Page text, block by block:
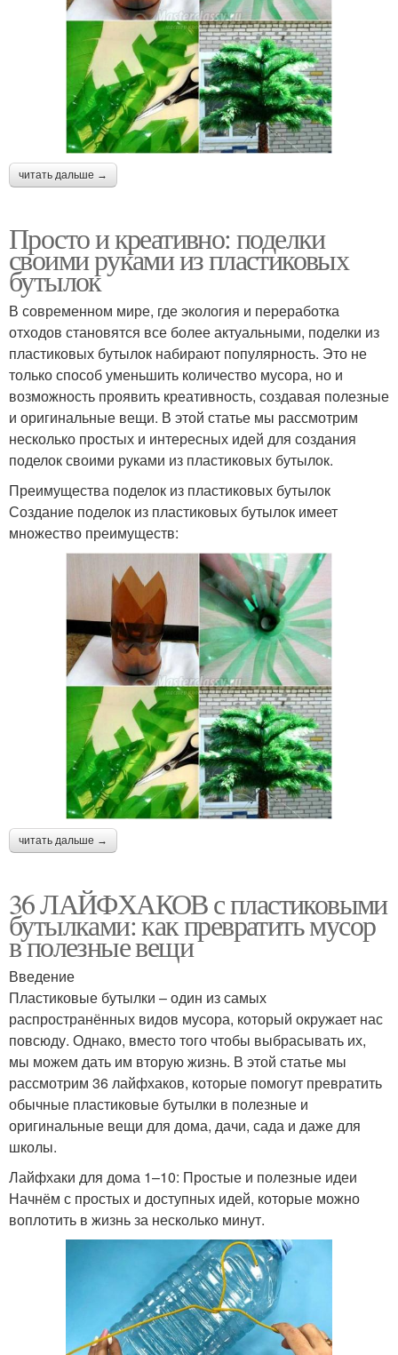
читать дальше →
Просто и креативно: поделки
своими руками из пластиковых
бутылок
В современном мире, где экология и переработка
отходов становятся все более актуальными, поделки из
пластиковых бутылок набирают популярность. Это не
только способ уменьшить количество мусора, но и
возможность проявить креативность, создавая полезные
и оригинальные вещи. В этой статье мы рассмотрим
несколько простых и интересных идей для создания
поделок своими руками из пластиковых бутылок.
Преимущества поделок из пластиковых бутылок
Создание поделок из пластиковых бутылок имеет
множество преимуществ:
читать дальше →
36 ЛАЙФХАКОВ с пластиковыми
бутылками: как превратить мусор
в полезные вещи
Введение
Пластиковые бутылки – один из самых
распространённых видов мусора, который окружает нас
повсюду. Однако, вместо того чтобы выбрасывать их,
мы можем дать им вторую жизнь. В этой статье мы
рассмотрим 36 лайфхаков, которые помогут превратить
обычные пластиковые бутылки в полезные и
оригинальные вещи для дома, дачи, сада и даже для
школы.
Лайфхаки для дома 1–10: Простые и полезные идеи
Начнём с простых и доступных идей, которые можно
воплотить в жизнь за несколько минут.